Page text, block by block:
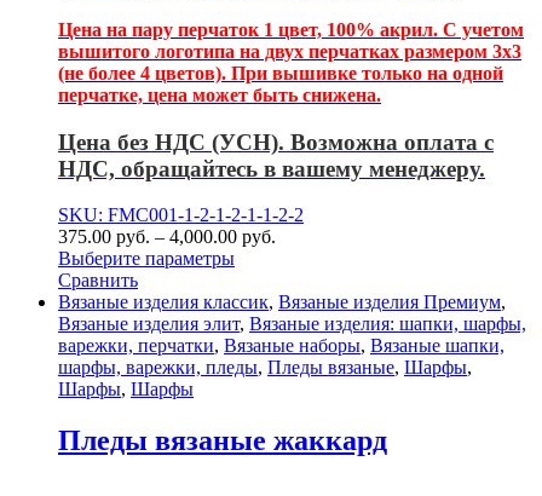
Цена на пару перчаток 1 цвет, 100% акрил. С учетом
вышитого логотипа на двух перчатках размером 3х3
(не более 4 цветов). При вышивке только на одной
перчатке, цена может быть снижена.
Цена без НДС (УСН). Возможна оплата с
НДС, обращайтесь в вашему менеджеру.
SKU: FMC001-1-2-1-2-1-1-2-2
375.00 руб. – 4,000.00 руб.
Выберите параметры
Сравнить
Вязаные изделия классик, Вязаные изделия Премиум,
Вязаные изделия элит, Вязаные изделия: шапки, шарфы,
варежки, перчатки, Вязаные наборы, Вязаные шапки,
шарфы, варежки, пледы, Пледы вязаные, Шарфы,
Шарфы, Шарфы
Пледы вязаные жаккард